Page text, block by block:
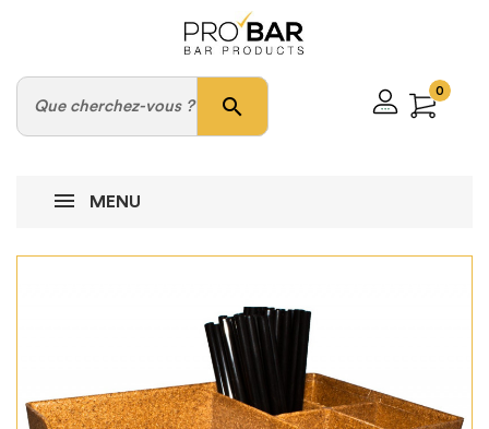
search
0
MENU